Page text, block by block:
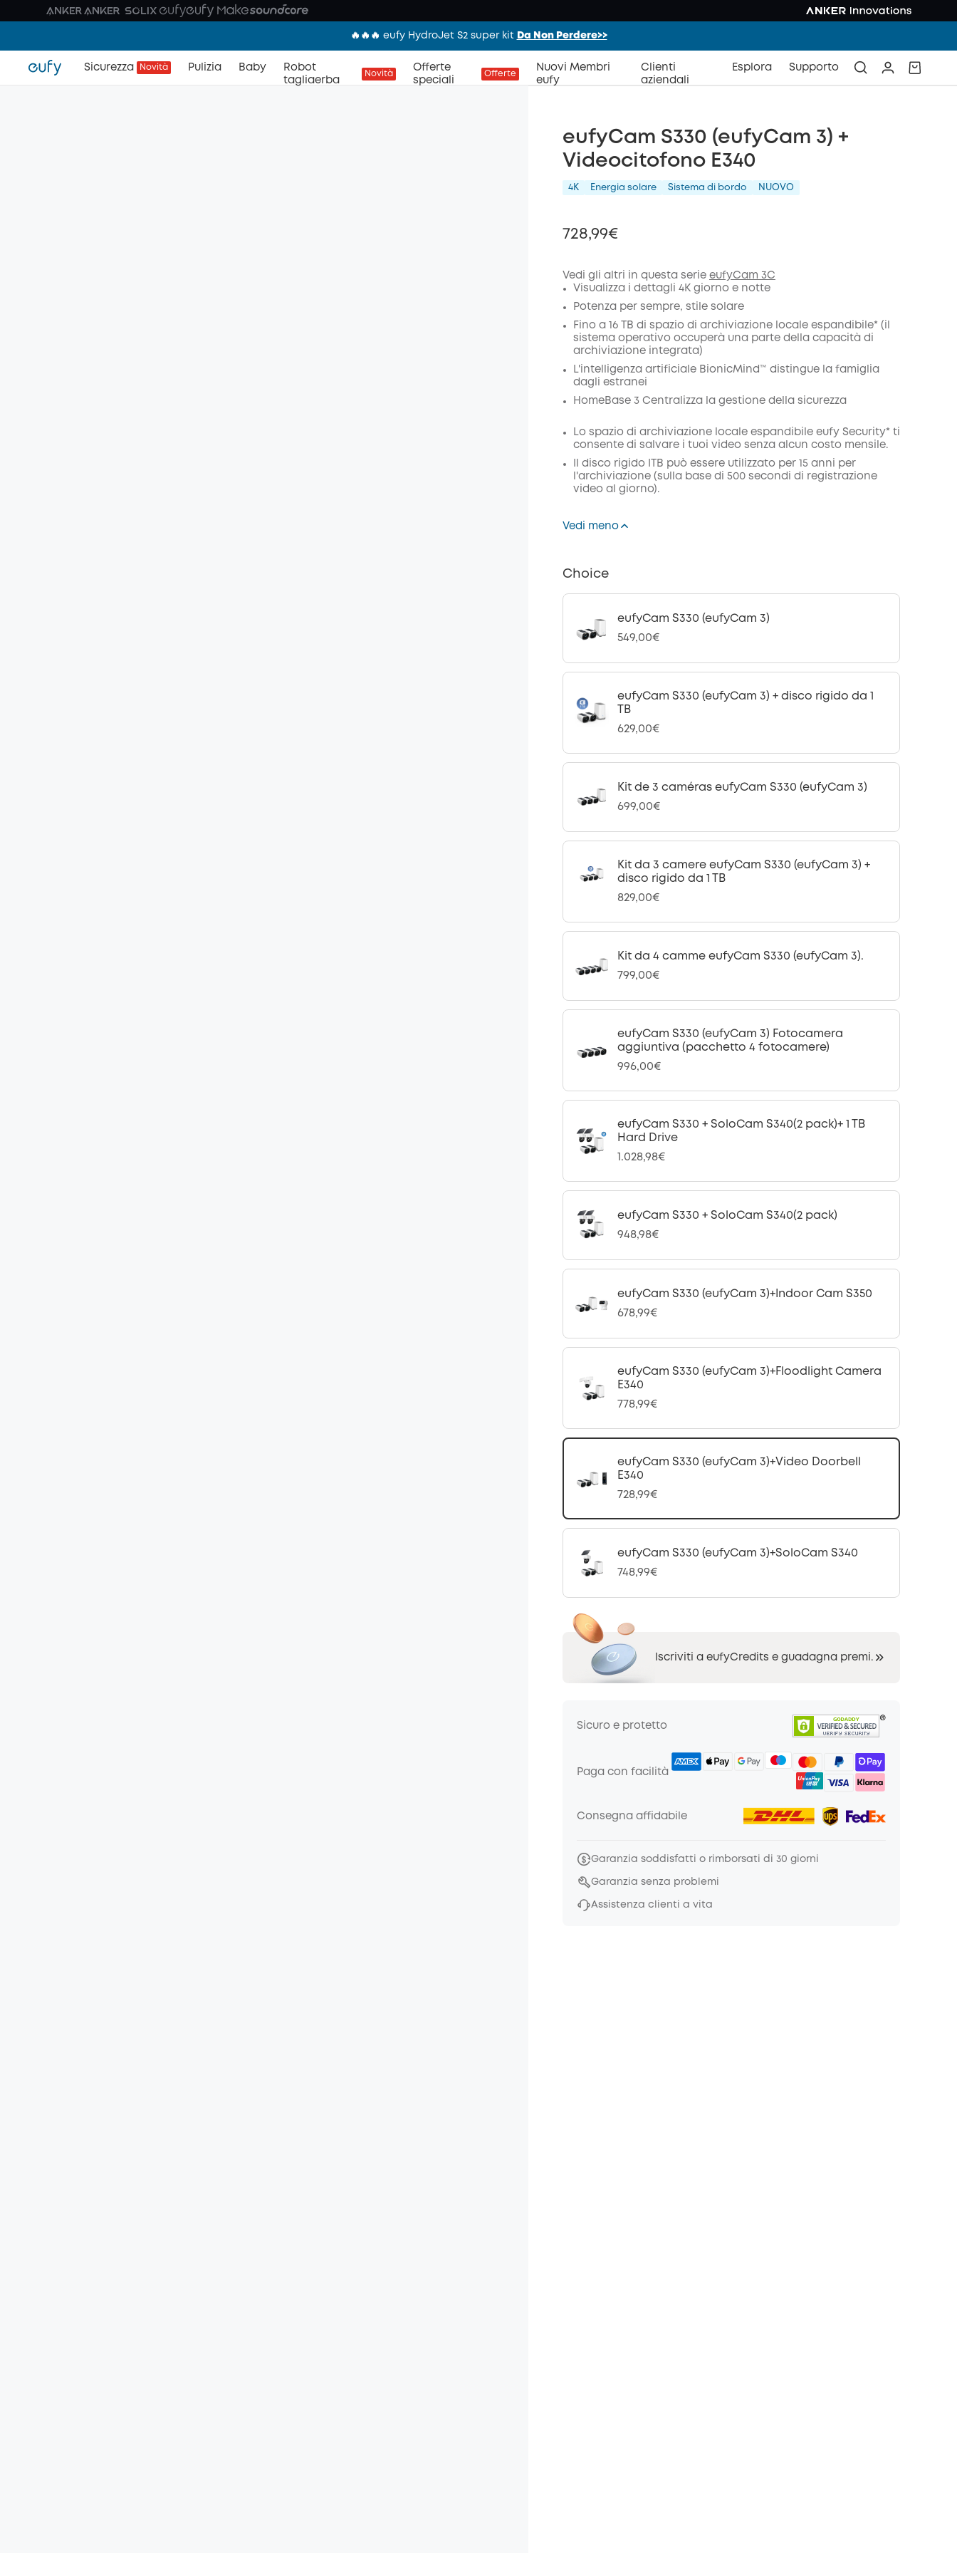
🔥🔥🔥 eufy HydroJet S2 super kit Da Non Perdere>>
Sicurezza Novità Pulizia Baby
Robot
tagliaerba
Novità
Offerte
speciali
Offerte
Nuovi Membri
eufy
Clienti
aziendali
Esplora Supporto
eufyCam S330 (eufyCam 3) +
Videocitofono E340
4K Energia solare Sistema di bordo NUOVO
728,99€
di sconto
Codice :
Vedi gli altri in questa serie eufyCam 3C
Visualizza i dettagli 4K giorno e notte
Potenza per sempre, stile solare
Fino a 16 TB di spazio di archiviazione locale espandibile* (il
sistema operativo occuperà una parte della capacità di
archiviazione integrata)
L'intelligenza artificiale BionicMind™ distingue la famiglia
dagli estranei
HomeBase 3 Centralizza la gestione della sicurezza
Lo spazio di archiviazione locale espandibile eufy Security* ti
consente di salvare i tuoi video senza alcun costo mensile.
Il disco rigido ITB può essere utilizzato per 15 anni per
l'archiviazione (sulla base di 500 secondi di registrazione
video al giorno).
Vedi meno
Choice
eufyCam S330 (eufyCam 3)
549,00€
eufyCam S330 (eufyCam 3) + disco rigido da 1
TB
629,00€
Kit de 3 caméras eufyCam S330 (eufyCam 3)
699,00€
Kit da 3 camere eufyCam S330 (eufyCam 3) +
disco rigido da 1 TB
829,00€
Kit da 4 camme eufyCam S330 (eufyCam 3).
799,00€
eufyCam S330 (eufyCam 3) Fotocamera
aggiuntiva (pacchetto 4 fotocamere)
996,00€
eufyCam S330 + SoloCam S340(2 pack)+ 1 TB
Hard Drive
1.028,98€
eufyCam S330 + SoloCam S340(2 pack)
948,98€
eufyCam S330 (eufyCam 3)+Indoor Cam S350
678,99€
eufyCam S330 (eufyCam 3)+Floodlight Camera
E340
778,99€
eufyCam S330 (eufyCam 3)+Video Doorbell
E340
728,99€
eufyCam S330 (eufyCam 3)+SoloCam S340
748,99€
Iscriviti a eufyCredits e guadagna premi.
Sicuro e protetto
Paga con facilità
Consegna affidabile
Garanzia soddisfatti o rimborsati di 30 giorni
Garanzia senza problemi
Assistenza clienti a vita